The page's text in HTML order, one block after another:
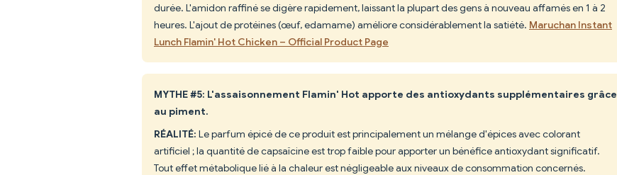
durée. L'amidon raffiné se digère rapidement, laissant la plupart des gens à nouveau affamés en 1 à 2
heures. L'ajout de protéines (œuf, edamame) améliore considérablement la satiété. Maruchan Instant
Lunch Flamin' Hot Chicken – Official Product Page
MYTHE #5: L'assaisonnement Flamin' Hot apporte des antioxydants supplémentaires grâce
au piment.
RÉALITÉ: Le parfum épicé de ce produit est principalement un mélange d'épices avec colorant
artificiel ; la quantité de capsaïcine est trop faible pour apporter un bénéfice antioxydant significatif.
Tout effet métabolique lié à la chaleur est négligeable aux niveaux de consommation concernés.